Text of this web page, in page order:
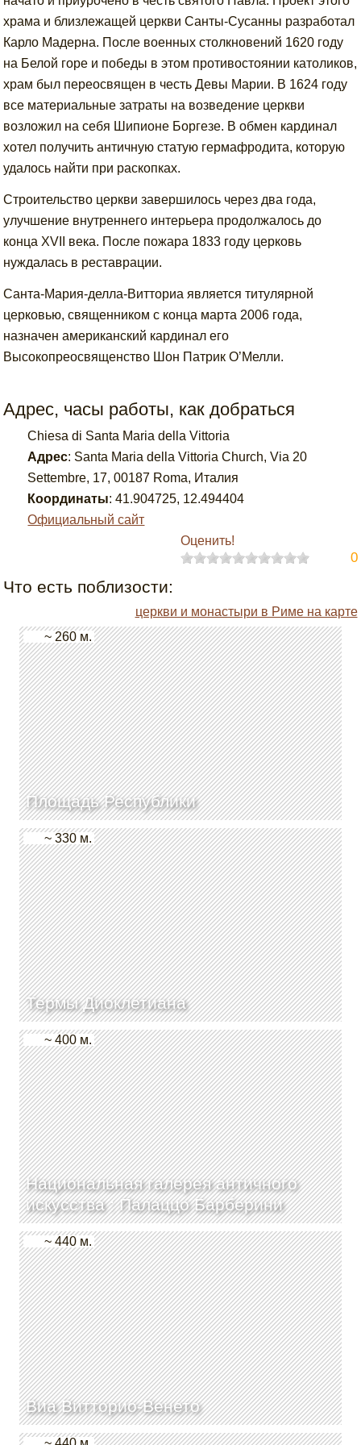
храма и близлежащей церкви Санты-Сусанны разработал
Карло Мадерна. После военных столкновений 1620 году
на Белой горе и победы в этом противостоянии католиков,
храм был переосвящен в честь Девы Марии. В 1624 году
все материальные затраты на возведение церкви
возложил на себя Шипионе Боргезе. В обмен кардинал
хотел получить античную статую гермафродита, которую
удалось найти при раскопках.
Строительство церкви завершилось через два года,
улучшение внутреннего интерьера продолжалось до
конца XVII века. После пожара 1833 году церковь
нуждалась в реставрации.
Санта-Мария-делла-Витториа является титулярной
церковью, священником с конца марта 2006 года,
назначен американский кардинал его
Высокопреосвященство Шон Патрик О’Мелли.
Адрес, часы работы, как добраться
Chiesa di Santa Maria della Vittoria
Адрес: Santa Maria della Vittoria Church, Via 20
Settembre, 17, 00187 Roma, Италия
Координаты: 41.904725, 12.494404
Официальный сайт
Оценить!
0
Что есть поблизости:
церкви и монастыри в Риме на карте
Площадь Республики
~ 260 м.
Термы Диоклетиана
~ 330 м.
Национальная галерея античного
искусства : Палаццо Барберини
~ 400 м.
Виа Витторио-Венето
~ 440 м.